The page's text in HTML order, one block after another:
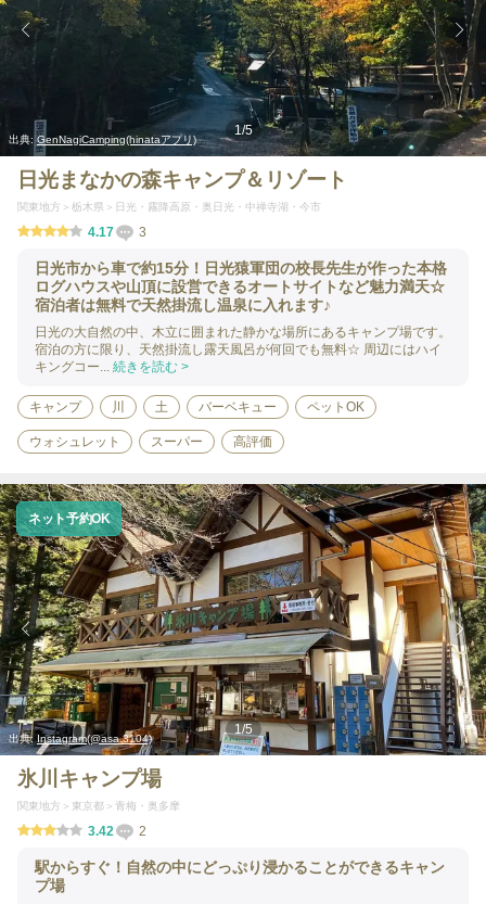
出典: GenNagiCamping(hinataアプリ)
1/5
日光まなかの森キャンプ＆リゾート
関東地方 栃木県 日光・霧降高原・奥日光・中禅寺湖・今市
4.17 3
日光市から車で約15分！日光猿軍団の校長先生が作った本格
ログハウスや山頂に設営できるオートサイトなど魅力満天☆
宿泊者は無料で天然掛流し温泉に入れます♪
日光の大自然の中、木立に囲まれた静かな場所にあるキャンプ場です。
宿泊の方に限り、天然掛流し露天風呂が何回でも無料☆ 周辺にはハイ
キングコー... 続きを読む >
キャンプ 川 土 バーベキュー ペットOK
ウォシュレット スーパー 高評価
出典: Instagram(@asa.3104)
1/5
ネット予約OK
氷川キャンプ場
関東地方 東京都 青梅・奥多摩
3.42 2
駅からすぐ！自然の中にどっぷり浸かることができるキャン
プ場